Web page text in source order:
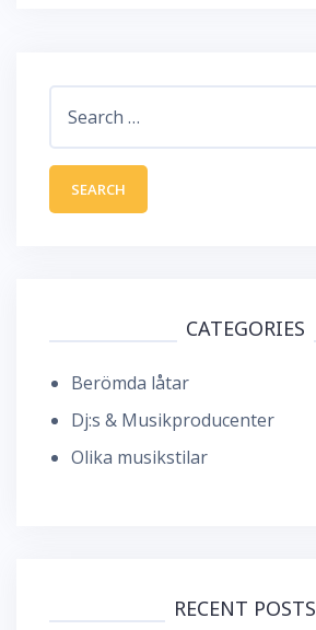
CATEGORIES
Berömda låtar
Dj:s & Musikproducenter
Olika musikstilar
RECENT POSTS